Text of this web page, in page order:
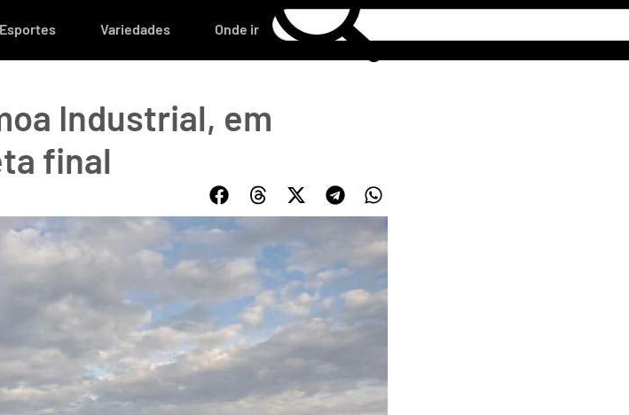
Esportes Variedades Onde ir
Industrial, em
final